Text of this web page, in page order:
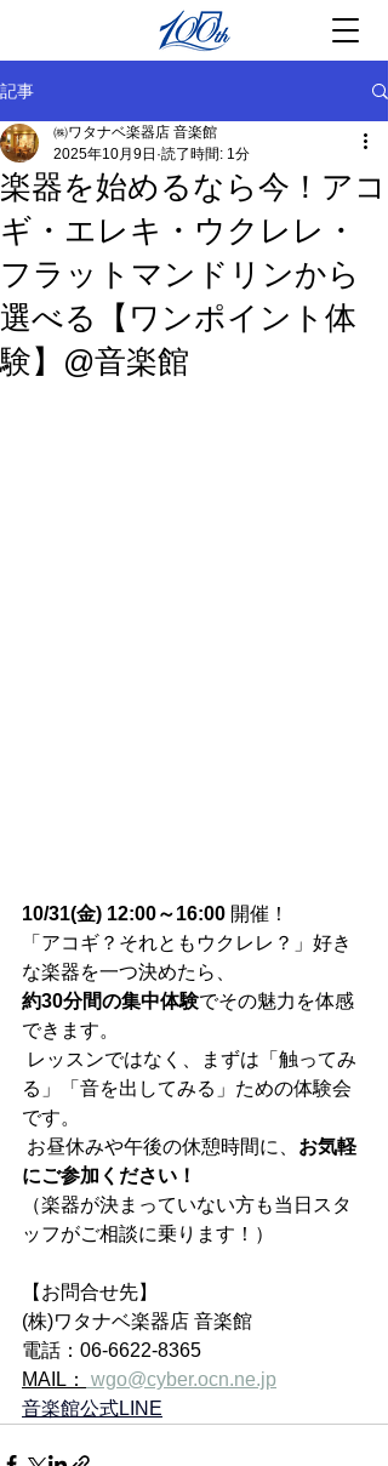
記事
楽器を始めるなら今！アコ
ギ・エレキ・ウクレレ・
フラットマンドリンから
選べる【ワンポイント体
験】@音楽館
㈱ワタナベ楽器店 音楽館
2025年10月9日 読了時間: 1分
10/31(金) 12:00～16:00 開催！
「アコギ？それともウクレレ？」好き
な楽器を一つ決めたら、
約30分間の集中体験でその魅力を体感
できます。
レッスンではなく、まずは「触ってみ
る」「音を出してみる」ための体験会
です。
お昼休みや午後の休憩時間に、 お気軽
にご参加ください！
（楽器が決まっていない方も当日スタ
ッフがご相談に乗ります！）
【お問合せ先】
(株)ワタナベ楽器店 音楽館
電話：06-6622-8365
MAIL：
wgo@cyber.ocn.ne.jp
音楽館公式LINE